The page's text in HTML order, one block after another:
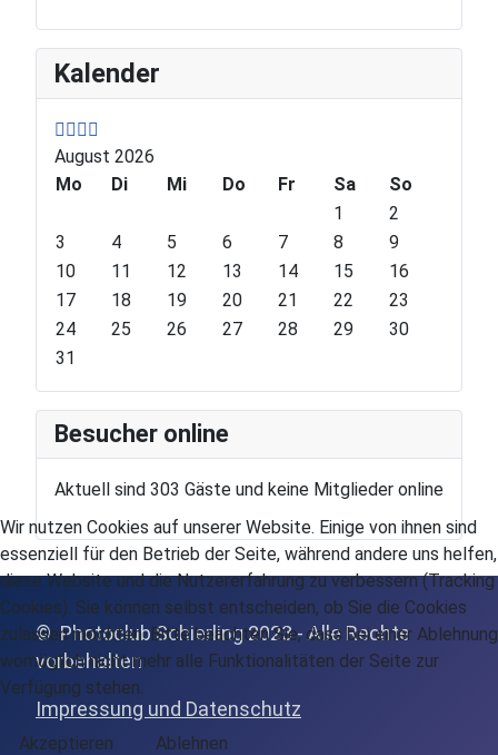
Kalender
P
r
e
v
i
o
s
Y
e
a
P
r
e
v
i
o
M
o
n
N
e
x
t
Y
e
N
e
x
t
M
August 2026
Mo
Di Mi Do Fr Sa
So
1
2
3
4 5 6 7 8
9
10
11 12 13 14 15
16
17
18 19 20 21 22
23
24
25 26 27 28 29
30
31
Besucher online
Aktuell sind 303 Gäste und keine Mitglieder online
© Photoclub Schierling 2023 - Alle Rechte
vorbehalten
Impressung und Datenschutz
Wir nutzen Cookies auf unserer Website. Einige von ihnen sind
essenziell für den Betrieb der Seite, während andere uns helfen,
diese Website und die Nutzererfahrung zu verbessern (Tracking
Cookies). Sie können selbst entscheiden, ob Sie die Cookies
zulassen möchten. Bitte beachten Sie, dass bei einer Ablehnung
womöglich nicht mehr alle Funktionalitäten der Seite zur
Verfügung stehen.
Akzeptieren Ablehnen